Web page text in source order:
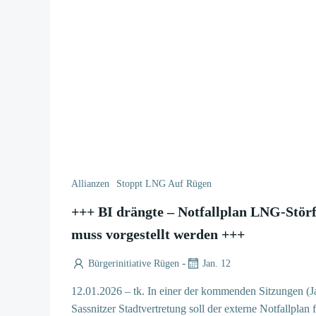
Allianzen Stoppt LNG Auf Rügen
+++ BI drängte – Notfallplan LNG-
muss vorgestellt werden +++
Bürgerinitiative Rügen - Jan. 12
12.01.2026 – tk. In einer der kommenden Sitzungen
Sassnitzer Stadtvertretung soll der externe